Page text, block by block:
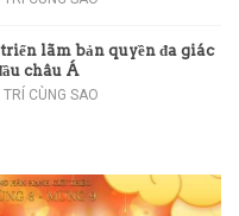
lãm bản quyền đa giác
châu Á
TRÍ CÙNG SAO